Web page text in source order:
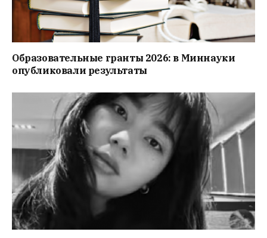
Образовательные гранты 2026: в Миннауки
опубликовали результаты